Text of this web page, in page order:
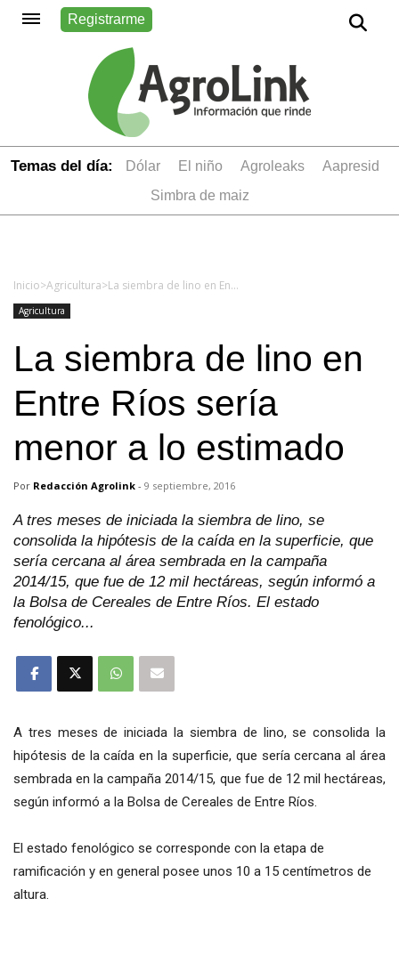
Registrarme
Temas del día: dólar el niño Agroleaks
aapresid
simbra de maiz
Inicio>Agricultura> La siembra de lino en Entre Ríos sería menor a lo estimado
Agricultura
La siembra de lino en
Entre Ríos sería
menor a lo estimado
Por Redacción Agrolink - 9 septiembre, 2016
A tres meses de iniciada la siembra de lino, se
consolida la hipótesis de la caída en la superficie, que
sería cercana al área sembrada en la campaña
2014/15, que fue de 12 mil hectáreas, según informó a
la Bolsa de Cereales de Entre Ríos. El estado
fenológico...
A tres meses de iniciada la siembra de lino, se consolida la
hipótesis de la caída en la superficie, que sería cercana al área
sembrada en la campaña 2014/15, que fue de 12 mil hectáreas,
según informó a la Bolsa de Cereales de Entre Ríos.
El estado fenológico se corresponde con la etapa de
ramificación y en general posee unos 10 a 15 centímetros de
altura.